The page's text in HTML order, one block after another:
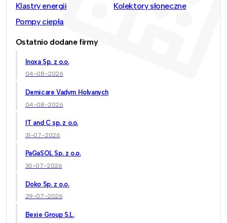
Klastry energii
Kolektory słoneczne
Pompy ciepła
Ostatnio dodane firmy
Inoxa Sp. z o.o.
04-08-2026
Demicare Vadym Holyanych
04-08-2026
IT and C sp. z o.o.
31-07-2026
PaGaSOL Sp. z o.o.
30-07-2026
Doko Sp. z o.o.
29-07-2026
Bexie Group S.L.